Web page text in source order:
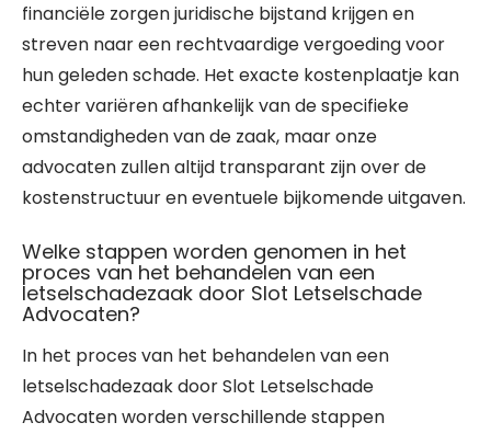
financiële zorgen juridische bijstand krijgen en
streven naar een rechtvaardige vergoeding voor
hun geleden schade. Het exacte kostenplaatje kan
echter variëren afhankelijk van de specifieke
omstandigheden van de zaak, maar onze
advocaten zullen altijd transparant zijn over de
kostenstructuur en eventuele bijkomende uitgaven.
Welke stappen worden genomen in het
proces van het behandelen van een
letselschadezaak door Slot Letselschade
Advocaten?
In het proces van het behandelen van een
letselschadezaak door Slot Letselschade
Advocaten worden verschillende stappen